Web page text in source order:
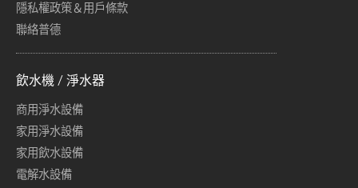
隱私權政策＆用戶條款
聯絡普德
飲水機 / 淨水器
商用淨水設備
家用淨水設備
家用飲水設備
電解水設備